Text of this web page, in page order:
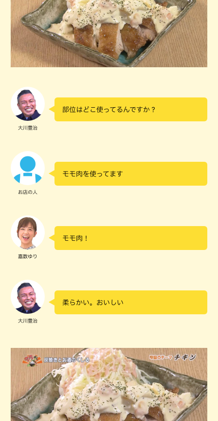
大川豊治
部位はどこ使ってるんですか？
お店の人
モモ肉を使ってます
嘉数ゆり
モモ肉！
大川豊治
柔らかい。おいしい